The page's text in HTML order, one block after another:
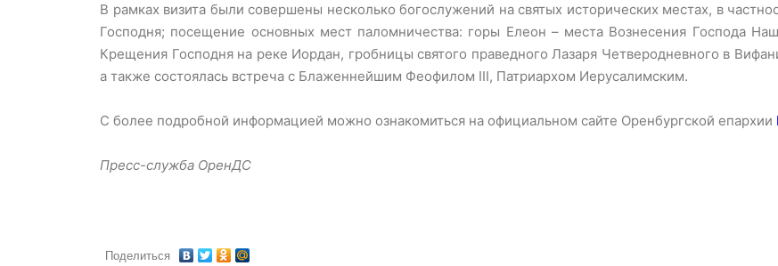
В рамках визита были совершены несколько богослужений на святых исторических местах, в
Господня; посещение основных мест паломничества: горы Елеон – места Вознесения Господа
Крещения Господня на реке Иордан, гробницы святого праведного Лазаря Четверодневного в
а также состоялась встреча с Блаженнейшим Феофилом III, Патриархом Иерусалимским.
С более подробной информацией можно ознакомиться на официальном сайте Оренбургской епархии
Пресс-служба ОренДС
Поделиться